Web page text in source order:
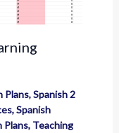
Plans,Spanish 2
,Spanish
Plans, Teaching